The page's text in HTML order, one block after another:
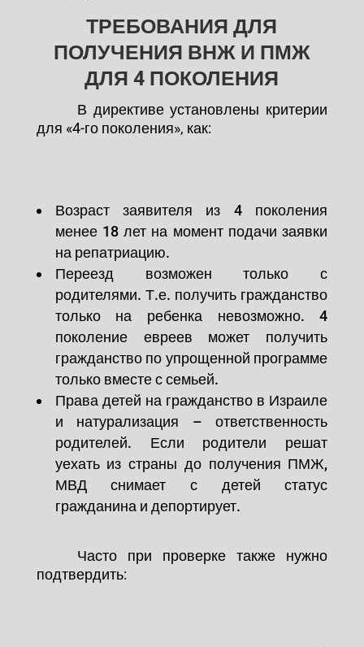
ТРЕБОВАНИЯ ДЛЯ
ПОЛУЧЕНИЯ ВНЖ И ПМЖ
ДЛЯ 4 ПОКОЛЕНИЯ
В директиве установлены критерии
для «4-го поколения», как:
Возраст заявителя из 4 поколения
менее 18 лет на момент подачи заявки
на репатриацию.
Переезд возможен только с
родителями. Т.е. получить гражданство
только на ребенка невозможно. 4
поколение евреев может получить
гражданство по упрощенной программе
только вместе с семьей.
Права детей на гражданство в Израиле
и натурализация – ответственность
родителей. Если родители решат
уехать из страны до получения ПМЖ,
МВД снимает с детей статус
гражданина и депортирует.
Часто при проверке также нужно
подтвердить: